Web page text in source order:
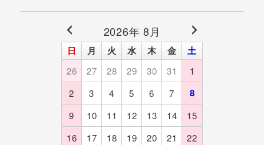
2026年 8月
日 月 火 水 木 金 土
26 27 28 29 30 31
1
2
3 4 5 6 7 8
9 10 11 12 13 14
15
16
17 18 19 20 21
22